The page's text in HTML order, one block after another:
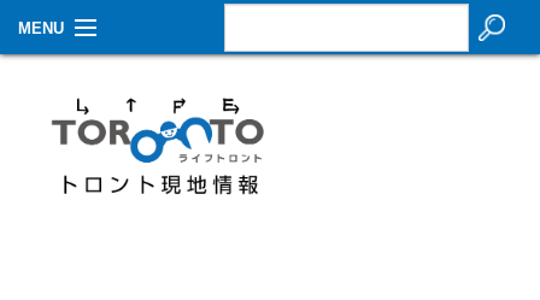
MENU
生活情報
その他